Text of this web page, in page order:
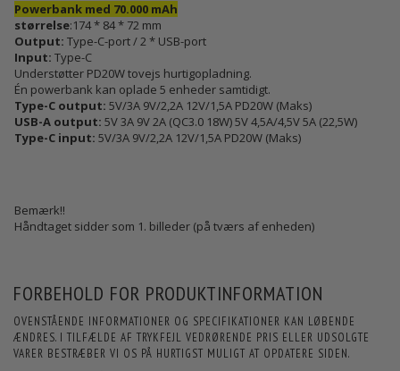
Powerbank med 70.000 mAh
størrelse:174 * 84 * 72 mm
Output: Type-C-port / 2 * USB-port
Input: Type-C
Understøtter PD20W tovejs hurtigopladning.
Én powerbank kan oplade 5 enheder samtidigt.
Type-C output: 5V/3A 9V/2,2A 12V/1,5A PD20W (Maks)
USB-A output: 5V 3A 9V 2A (QC3.0 18W) 5V 4,5A/4,5V 5A (22,5W)
Type-C input: 5V/3A 9V/2,2A 12V/1,5A PD20W (Maks)
Bemærk!!
Håndtaget sidder som 1. billeder (på tværs af enheden)
FORBEHOLD FOR PRODUKTINFORMATION
OVENSTÅENDE INFORMATIONER OG SPECIFIKATIONER KAN LØBENDE
ÆNDRES. I TILFÆLDE AF TRYKFEJL VEDRØRENDE PRIS ELLER UDSOLGTE
VARER BESTRÆBER VI OS PÅ HURTIGST MULIGT AT OPDATERE SIDEN.